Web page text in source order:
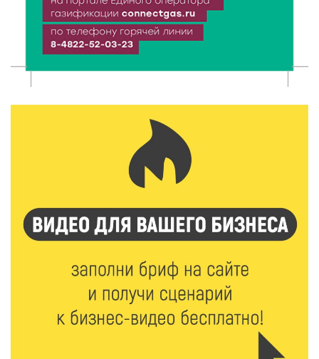
Виталий Королев наградил строителей и
анонсировал новые проекты
6 Авг 2026 16:02 175
Калининские футболисты представят Тверскую
область на всероссийском марафоне «Земля
6 Авг 2026 15:48 503
Голубев проверил школы и детсады Зубцова к 1
6 Авг 2026 15:01 280
От Твери до Москвы: выставка художника
Владимира Васильева о героях СВО проходит в РГБ